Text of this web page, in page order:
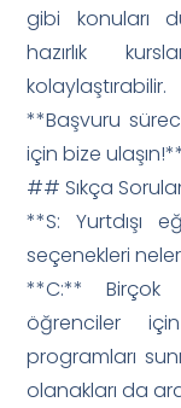
gibi konuları
hazırlık
kolaylaştırabilir.
**Başvuru
için bize ulaşın!**
## Sıkça
**S: Yurtdışı
seçenekleri
**C:** Birçok
öğrenciler
programları
olanakları da